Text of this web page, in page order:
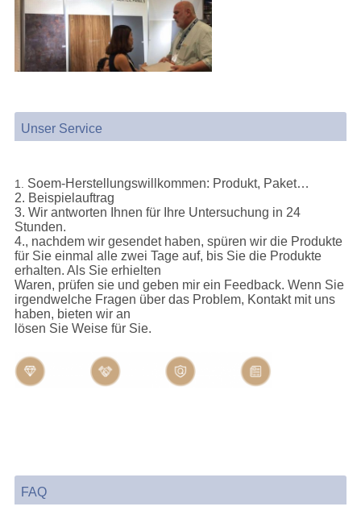
Unser Service
1. Soem-Herstellungswillkommen: Produkt, Paket…
2. Beispielauftrag
3. Wir antworten Ihnen für Ihre Untersuchung in 24
Stunden.
4., nachdem wir gesendet haben, spüren wir die Produkte
für Sie einmal alle zwei Tage auf, bis Sie die Produkte
erhalten. Als Sie erhielten
Waren, prüfen sie und geben mir ein Feedback. Wenn Sie
irgendwelche Fragen über das Problem, Kontakt mit uns
haben, bieten wir an
lösen Sie Weise für Sie.
FAQ